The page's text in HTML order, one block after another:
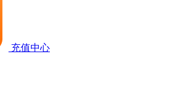
充值中心